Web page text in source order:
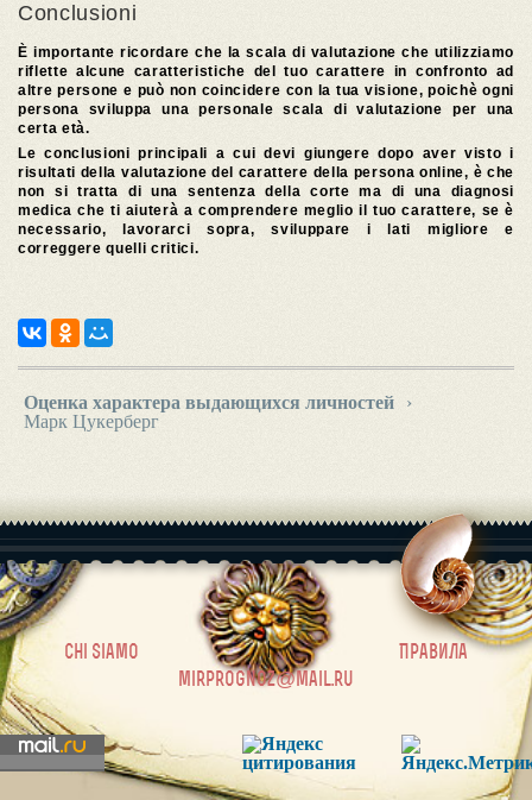
Conclusioni
È importante ricordare che la scala di valutazione che utilizziamo
riflette alcune caratteristiche del tuo carattere in confronto ad
altre persone e può non coincidere con la tua visione, poichè ogni
persona sviluppa una personale scala di valutazione per una
certa età.
Le conclusioni principali a cui devi giungere dopo aver visto i
risultati della valutazione del carattere della persona online, è che
non si tratta di una sentenza della corte ma di una diagnosi
medica che ti aiuterà a comprendere meglio il tuo carattere, se è
necessario, lavorarci sopra, sviluppare i lati migliore e
correggere quelli critici.
Оценка характера выдающихся личностей
›
Марк Цукерберг
chi siamo |
Правила
mirprognoz@mail.ru